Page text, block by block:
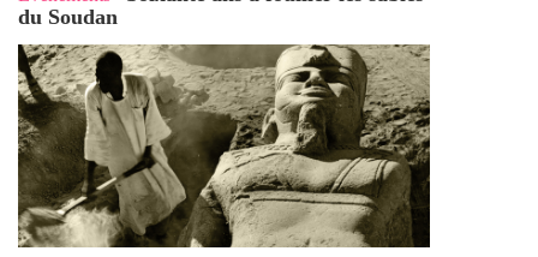
du Soudan